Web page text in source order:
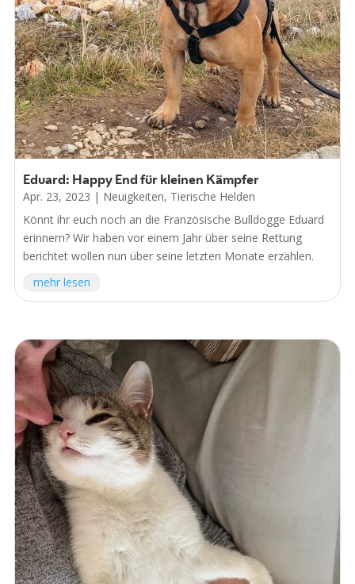
Eduard: Happy End für kleinen Kämpfer
Apr. 23, 2023 | Neuigkeiten, Tierische Helden
Könnt ihr euch noch an die Französische Bulldogge Eduard
erinnern? Wir haben vor einem Jahr über seine Rettung
berichtet wollen nun über seine letzten Monate erzählen.
mehr lesen